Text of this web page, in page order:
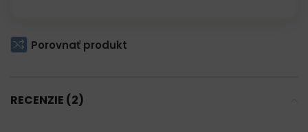
Porovnať produkt
RECENZIE (2)